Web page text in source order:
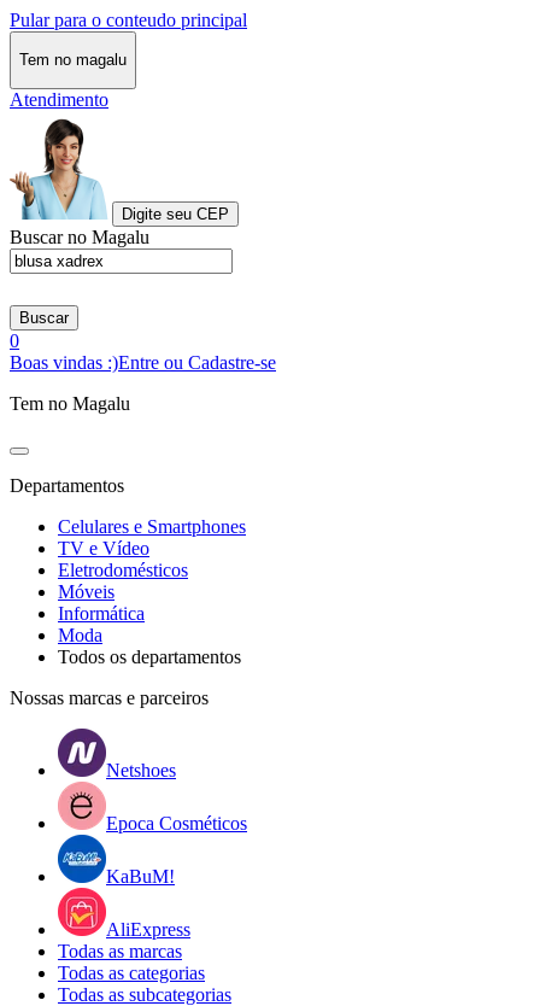
Pular para o conteudo principal
Tem no magalu
Atendimento
Digite seu CEP
Buscar no Magalu
Buscar
0
Boas vindas :)Entre ou Cadastre-se
Tem no Magalu
Departamentos
Celulares e Smartphones
TV e Vídeo
Eletrodomésticos
Móveis
Informática
Moda
Todos os departamentos
Nossas marcas e parceiros
Netshoes
Epoca Cosméticos
KaBuM!
AliExpress
Todas as marcas
Todas as categorias
Todas as subcategorias